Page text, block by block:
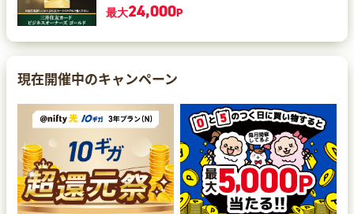
最大24,000P
現在開催中のキャンペーン